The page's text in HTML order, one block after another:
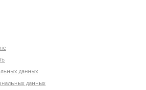
данных
данных